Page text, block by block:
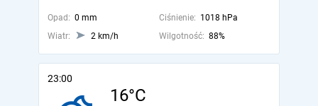
Opad: 0 mm Ciśnienie: 1018 hPa
Wiatr:
2 km/h Wilgotność: 88%
23:00
16°C